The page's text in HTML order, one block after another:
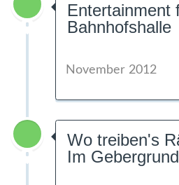
Entertainment
Bahnhofshalle
November 2012
Wo treiben's
Im